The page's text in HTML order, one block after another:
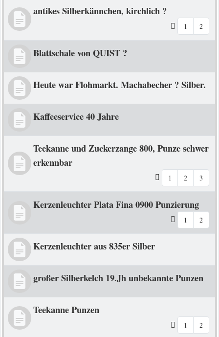
antikes Silberkännchen, kirchlich ?
1 2
Blattschale von QUIST ?
Heute war Flohmarkt. Machabecher ? Silber.
Kaffeeservice 40 Jahre
Teekanne und Zuckerzange 800, Punze schwer
erkennbar
1 2 3
Kerzenleuchter Plata Fina 0900 Punzierung
1 2
Kerzenleuchter aus 835er Silber
großer Silberkelch 19.Jh unbekannte Punzen
Teekanne Punzen
1 2